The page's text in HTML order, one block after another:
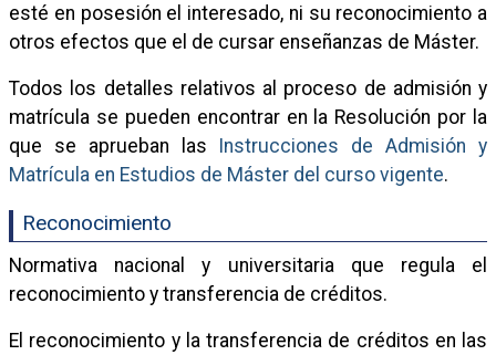
esté en posesión el interesado, ni su reconocimiento a
otros efectos que el de cursar enseñanzas de Máster.
Todos los detalles relativos al proceso de admisión y
matrícula se pueden encontrar en la Resolución por la
que se aprueban las Instrucciones de Admisión y
Matrícula en Estudios de Máster del curso vigente.
Reconocimiento
Normativa nacional y universitaria que regula el
reconocimiento y transferencia de créditos.
El reconocimiento y la transferencia de créditos en las